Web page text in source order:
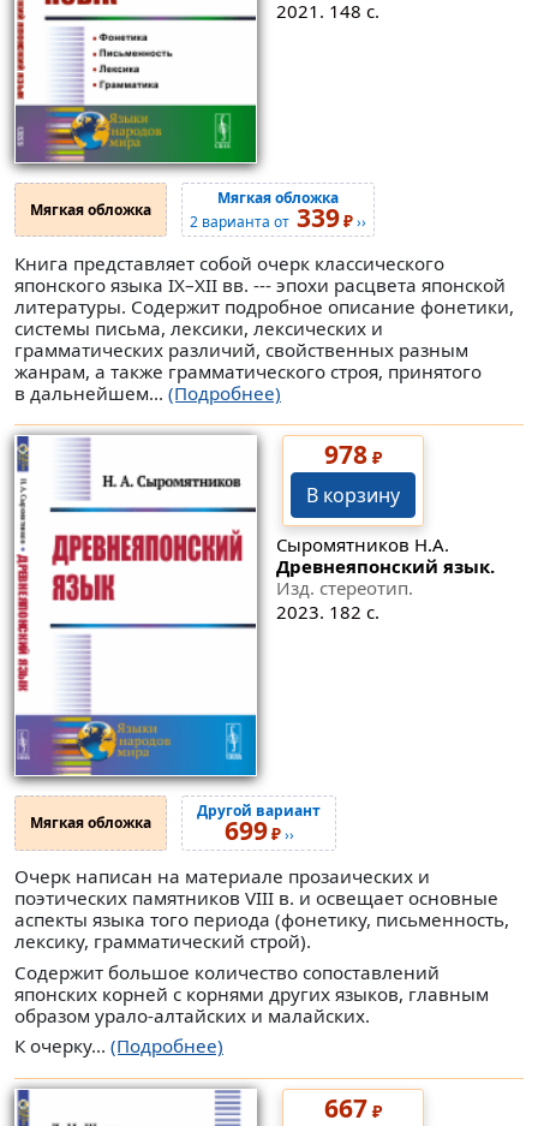
2021. 148 с.
Мягкая обложка
Мягкая обложка
2 варианта от 339₽››
Книга представляет собой очерк классического
японского языка IX–XII вв. --- эпохи расцвета японской
литературы. Содержит подробное описание фонетики,
системы письма, лексики, лексических и
грамматических различий, свойственных разным
жанрам, а также грамматического строя, принятого
в дальнейшем... (Подробнее)
978₽
В корзину
Сыромятников Н.А.
Древнеяпонский язык.
Изд. стереотип.
2023. 182 с.
Мягкая обложка
Другой вариант
699₽››
Очерк написан на материале прозаических и
поэтических памятников VIII в. и освещает основные
аспекты языка того периода (фонетику, письменность,
лексику, грамматический строй).
Содержит большое количество сопоставлений
японских корней с корнями других языков, главным
образом урало-алтайских и малайских.
К очерку... (Подробнее)
667₽